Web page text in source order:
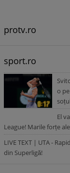
protv.ro
sport.ro
o
El
League! Marile forțe
LIVE TEXT | UTA -
din Superligă!